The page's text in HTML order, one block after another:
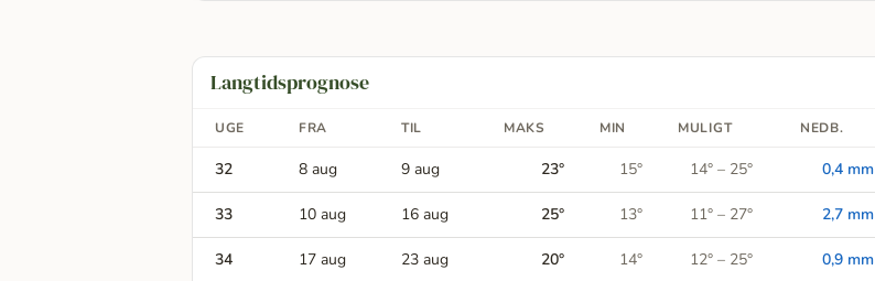
Langtidsprognose
UGE FRA TIL MAKS MIN MULIGT NEDB.
32 8 aug 9 aug 23° 15° 14° – 25° 0,4 mm
33 10 aug 16 aug 25° 13° 11° – 27° 2,7 mm
34 17 aug 23 aug 20° 14° 12° – 25° 0,9 mm